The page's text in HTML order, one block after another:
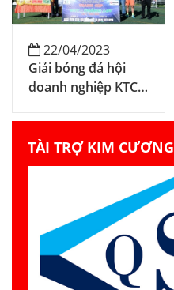
22/04/2023
Giải bóng đá hội
doanh nghiệp KTC
TÀI TRỢ KIM CƯƠNG